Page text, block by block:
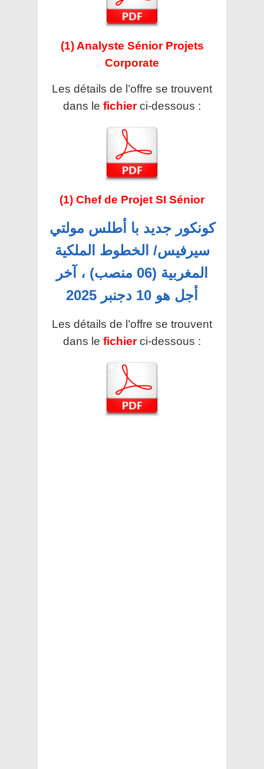
(1) Analyste Sénior Projets
Corporate
Les détails de l’offre se trouvent
dans le fichier ci-dessous :
(1) Chef de Projet SI Sénior
كونكور جديد با أطلس مولتي
سيرفيس/ الخطوط الملكية
المغربية (06 منصب) ، آخر
أجل هو 10 دجنبر 2025
Les détails de l’offre se trouvent
dans le fichier ci-dessous :